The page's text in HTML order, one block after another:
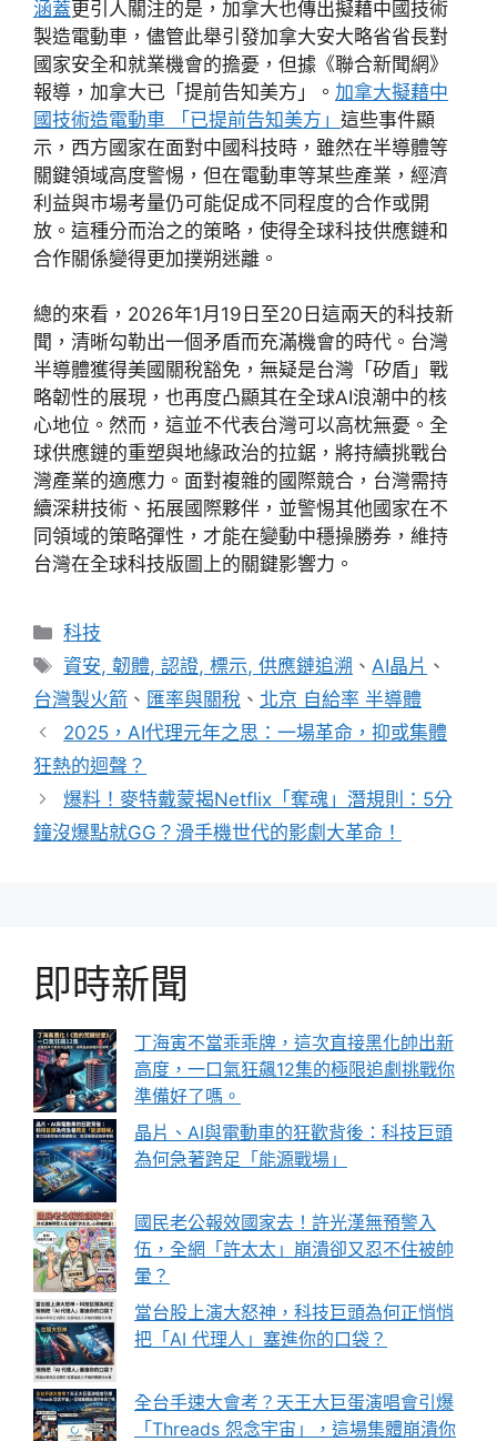
涵蓋更引人關注的是，加拿大也傳出擬藉中國技術
製造電動車，儘管此舉引發加拿大安大略省省長對
國家安全和就業機會的擔憂，但據《聯合新聞網》
報導，加拿大已「提前告知美方」。 加拿大擬藉中
國技術造電動車 「已提前告知美方」 這些事件顯
示，西方國家在面對中國科技時，雖然在半導體等
關鍵領域高度警惕，但在電動車等某些產業，經濟
利益與市場考量仍可能促成不同程度的合作或開
放。這種分而治之的策略，使得全球科技供應鏈和
合作關係變得更加撲朔迷離。
總的來看，2026年1月19日至20日這兩天的科技新
聞，清晰勾勒出一個矛盾而充滿機會的時代。台灣
半導體獲得美國關稅豁免，無疑是台灣「矽盾」戰
略韌性的展現，也再度凸顯其在全球AI浪潮中的核
心地位。然而，這並不代表台灣可以高枕無憂。全
球供應鏈的重塑與地緣政治的拉鋸，將持續挑戰台
灣產業的適應力。面對複雜的國際競合，台灣需持
續深耕技術、拓展國際夥伴，並警惕其他國家在不
同領域的策略彈性，才能在變動中穩操勝券，維持
台灣在全球科技版圖上的關鍵影響力。
分
類
科技
標
籤
資安, 韌體, 認證, 標示, 供應鏈追溯 、AI晶片 、
台灣製火箭 、 匯率與關稅 、 北京 自給率 半導體
2025，AI代理元年之思：一場革命，抑或集體
狂熱的迴聲？
爆料！麥特戴蒙揭Netflix「奪魂」潛規則：5分
鐘沒爆點就GG？滑手機世代的影劇大革命！
即時新聞
丁海寅不當乖乖牌，這次直接黑化帥出新
高度，一口氣狂飆12集的極限追劇挑戰你
準備好了嗎。
晶片、AI與電動車的狂歡背後：科技巨頭
為何急著跨足「能源戰場」
國民老公報效國家去！許光漢無預警入
伍，全網「許太太」崩潰卻又忍不住被帥
暈？
當台股上演大怒神，科技巨頭為何正悄悄
把「AI 代理人」塞進你的口袋？
全台手速大會考？天王大巨蛋演唱會引爆
「Threads 怨念宇宙」，這場集體崩潰你